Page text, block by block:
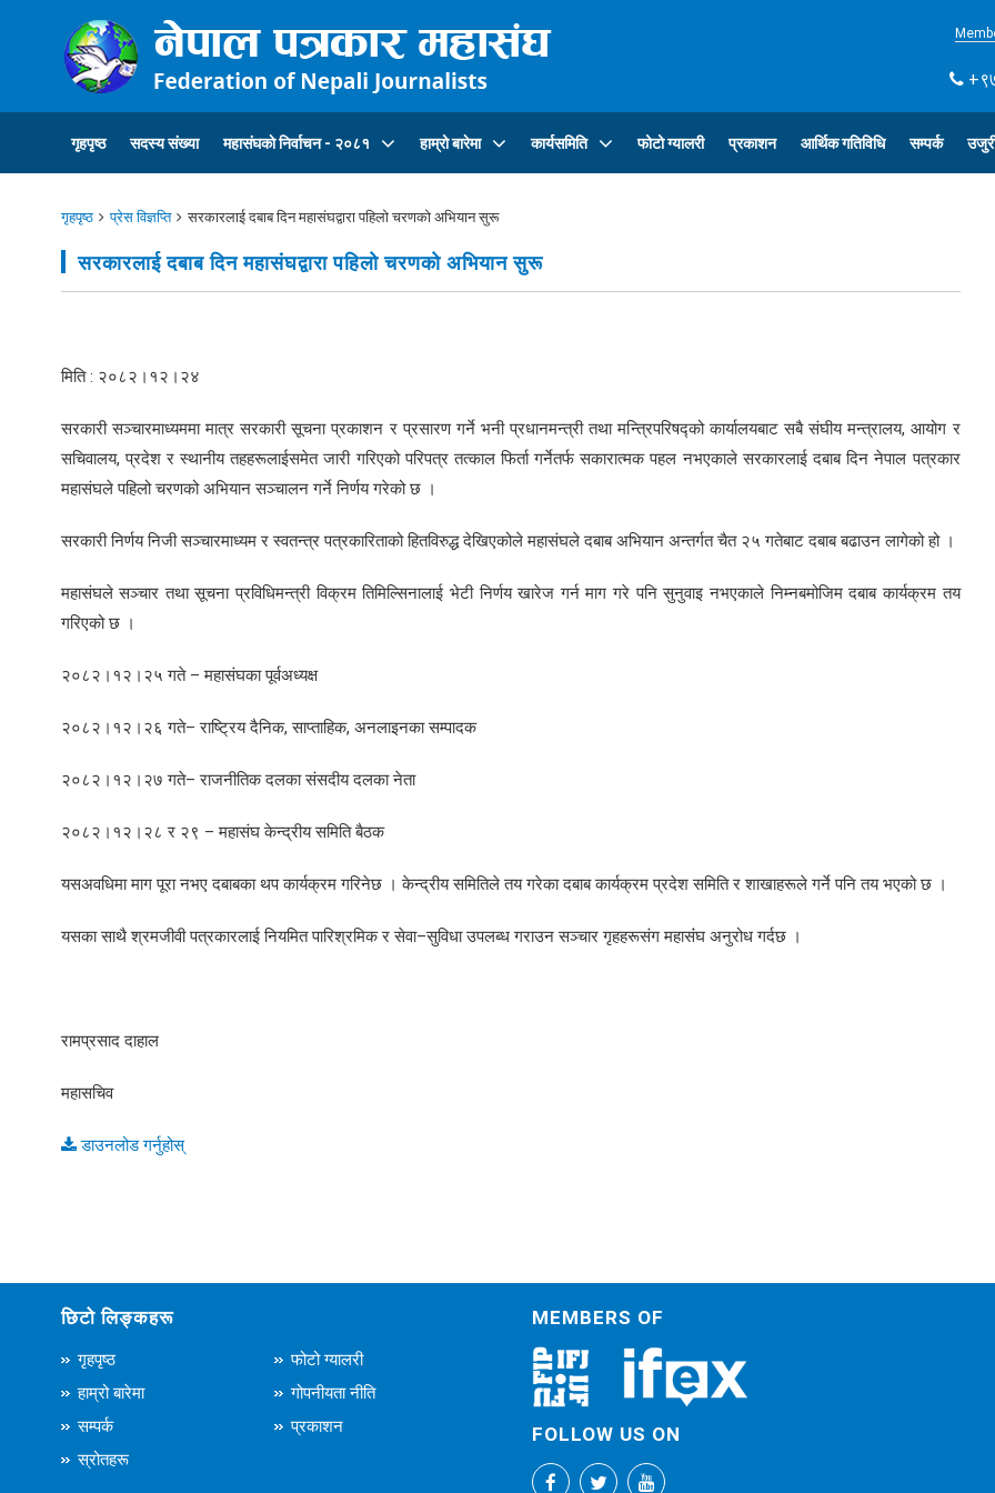
गृहपृष्ठ सदस्य संख्या महासंघकाे निर्वाचन - २०८१ हाम्रो बारेमा कार्यसमिति फोटो ग्यालरी प्रकाशन आर्थिक गतिविधि सम्पर्क
गृहपृष्ठ प्रेस विज्ञप्ति सरकारलाई दबाब दिन महासंघद्वारा पहिलो चरणको अभियान सुरू
सरकारलाई दबाब दिन महासंघद्वारा पहिलो चरणको अभियान सुरू
मिति : २०८२।१२।२४
सरकारी सञ्चारमाध्यममा मात्र सरकारी सूचना प्रकाशन र प्रसारण गर्ने भनी प्रधानमन्त्री तथा मन्त्रिपरिषद्को कार्यालयबाट सबै संघीय मन्त्रालय, आयोग र
सचिवालय, प्रदेश र स्थानीय तहहरूलाईसमेत जारी गरिएको परिपत्र तत्काल फिर्ता गर्नेतर्फ सकारात्मक पहल नभएकाले सरकारलाई दबाब दिन नेपाल पत्रकार
महासंघले पहिलो चरणको अभियान सञ्चालन गर्ने निर्णय गरेको छ ।
सरकारी निर्णय निजी सञ्चारमाध्यम र स्वतन्त्र पत्रकारिताको हितविरुद्ध देखिएकोले महासंघले दबाब अभियान अन्तर्गत चैत २५ गतेबाट दबाब बढाउन लागेको हो ।
महासंघले सञ्चार तथा सूचना प्रविधिमन्त्री विक्रम तिमिल्सिनालाई भेटी निर्णय खारेज गर्न माग गरे पनि सुनुवाइ नभएकाले निम्नबमोजिम दबाब कार्यक्रम तय
गरिएको छ ।
२०८२।१२।२५ गते – महासंघका पूर्वअध्यक्ष
२०८२।१२।२६ गते– राष्ट्रिय दैनिक, साप्ताहिक, अनलाइनका सम्पादक
२०८२।१२।२७ गते– राजनीतिक दलका संसदीय दलका नेता
२०८२।१२।२८ र २९ – महासंघ केन्द्रीय समिति बैठक
यसअवधिमा माग पूरा नभए दबाबका थप कार्यक्रम गरिनेछ । केन्द्रीय समितिले तय गरेका दबाब कार्यक्रम प्रदेश समिति र शाखाहरूले गर्ने पनि तय भएको छ ।
यसका साथै श्रमजीवी पत्रकारलाई नियमित पारिश्रमिक र सेवा–सुविधा उपलब्ध गराउन सञ्चार गृहहरूसंग महासंंघ अनुरोध गर्दछ ।
रामप्रसाद दाहाल
महासचिव
डाउनलोड गर्नुहोस्
छिटो लिङ्कहरू
गृहपृष्ठ
फोटो ग्यालरी
हाम्रो बारेमा
गोपनीयता नीति
सम्पर्क
प्रकाशन
स्रोतहरू
MEMBERS OF
FOLLOW US ON